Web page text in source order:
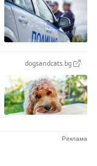
dogsandcats.bg